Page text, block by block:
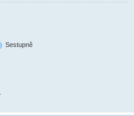
Sestupně